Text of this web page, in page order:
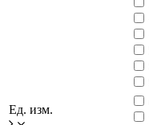
Ед. изм.